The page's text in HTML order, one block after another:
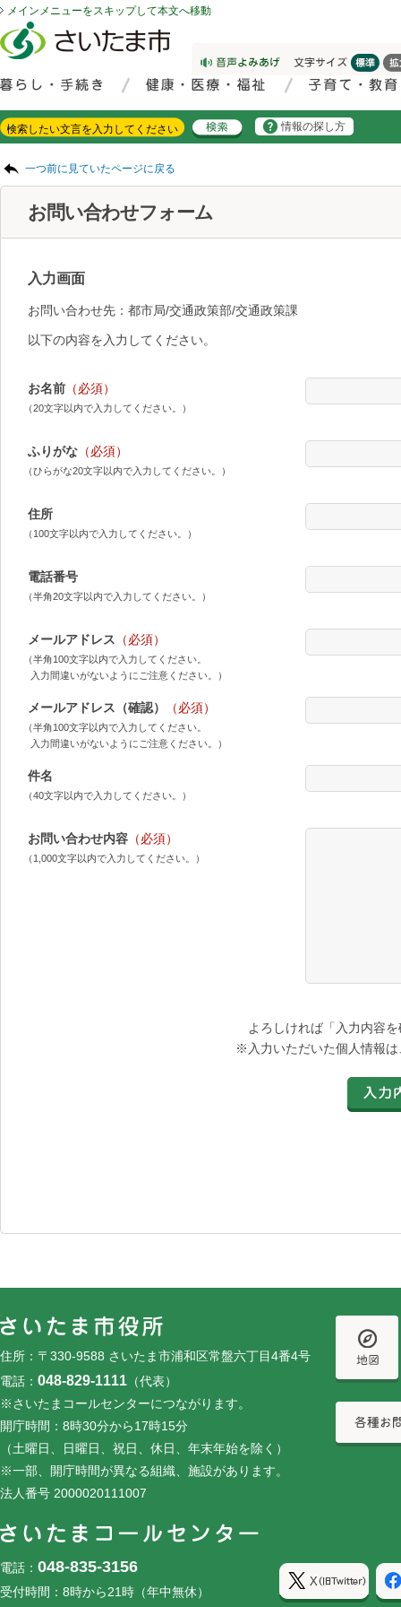
メインメニューをスキップして本文へ移動
情報の探し方
一つ前に見ていたページに戻る
お問い合わせフォーム
入力画面
お問い合わせ先：都市局/交通政策部/交通政策課
以下の内容を入力してください。
お名前 （必須）
（20文字以内で入力してください。）
ふりがな （必須）
（ひらがな20文字以内で入力してください。）
住所
（100文字以内で入力してください。）
電話番号
（半角20文字以内で入力してください。）
メールアドレス （必須）
（半角100文字以内で入力してください。
入力間違いがないようにご注意ください。）
メールアドレス（確認） （必須）
（半角100文字以内で入力してください。
入力間違いがないようにご注意ください。）
件名
（40文字以内で入力してください。）
お問い合わせ内容 （必須）
（1,000文字以内で入力してください。）
よろしければ「入力内容
※入力いただいた個人情報
住所：〒330-9588 さいたま市浦和区常盤六丁目4番4号
電話： 048-829-1111 （代表）
※さいたまコールセンターにつながります。
開庁時間：8時30分から17時15分
（土曜日、日曜日、祝日、休日、年末年始を除く）
※一部、開庁時間が異なる組織、施設があります。
法人番号 2000020111007
電話： 048-835-3156
受付時間：8時から21時（年中無休）